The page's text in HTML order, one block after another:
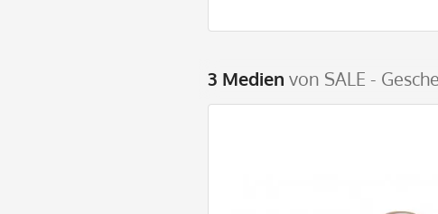
3 Medien von SALE -